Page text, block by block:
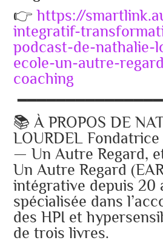
👉 https://
integratif-
podcast-de-nathalie-
ecole-un-autre-
coaching
📚 À PROPOS DE
LOURDEL Fondatrice
— Un Autre Regard,
Un Autre Regard
intégrative depuis 20
spécialisée dans
des HPI et
de trois livres.